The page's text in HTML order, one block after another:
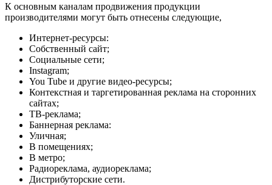
К основным каналам продвижения продукции
производителями могут быть отнесены следующие,
Интернет-ресурсы:
Собственный сайт;
Социальные сети;
Instagram;
You Tube и другие видео-ресурсы;
Контекстная и таргетированная реклама на сторонних
сайтах;
ТВ-реклама;
Баннерная реклама:
Уличная;
В помещениях;
В метро;
Радиореклама, аудиореклама;
Дистрибуторские сети.